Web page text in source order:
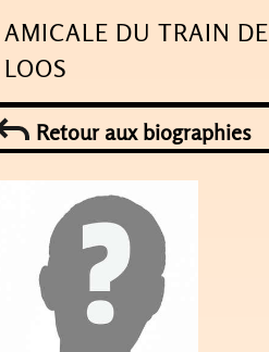
to
content
AMICALE DU TRAIN DE
LOOS
Retour aux biographies